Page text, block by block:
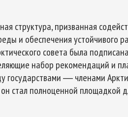
структура, призванная
и обеспечения устойчивого
совета была
набор рекомендаций и
государствами ― членами
стал полноценной площадкой